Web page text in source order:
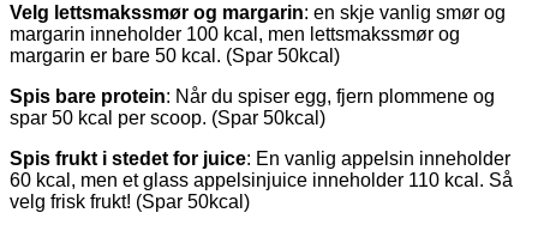
Velg lettsmakssmør og margarin: en skje vanlig smør og
margarin inneholder 100 kcal, men lettsmakssmør og
margarin er bare 50 kcal. (Spar 50kcal)
Spis bare protein: Når du spiser egg, fjern plommene og
spar 50 kcal per scoop. (Spar 50kcal)
Spis frukt i stedet for juice: En vanlig appelsin inneholder
60 kcal, men et glass appelsinjuice inneholder 110 kcal. Så
velg frisk frukt! (Spar 50kcal)